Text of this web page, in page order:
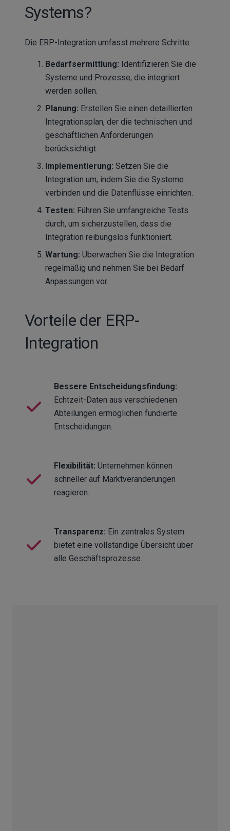
Systems?
Die ERP-Integration umfasst mehrere Schritte:
Bedarfsermittlung: Identifizieren Sie die
Systeme und Prozesse, die integriert
werden sollen.
Planung: Erstellen Sie einen detaillierten
Integrationsplan, der die technischen und
geschäftlichen Anforderungen
berücksichtigt.
Implementierung: Setzen Sie die
Integration um, indem Sie die Systeme
verbinden und die Datenflüsse einrichten.
Testen: Führen Sie umfangreiche Tests
durch, um sicherzustellen, dass die
Integration reibungslos funktioniert.
Wartung: Überwachen Sie die Integration
regelmäßig und nehmen Sie bei Bedarf
Anpassungen vor.
Vorteile der ERP-
Integration
Bessere Entscheidungsfindung:
Echtzeit-Daten aus verschiedenen
Abteilungen ermöglichen fundierte
Entscheidungen.
Flexibilität: Unternehmen können
schneller auf Marktveränderungen
reagieren.
Transparenz: Ein zentrales System
bietet eine vollständige Übersicht über
alle Geschäftsprozesse.